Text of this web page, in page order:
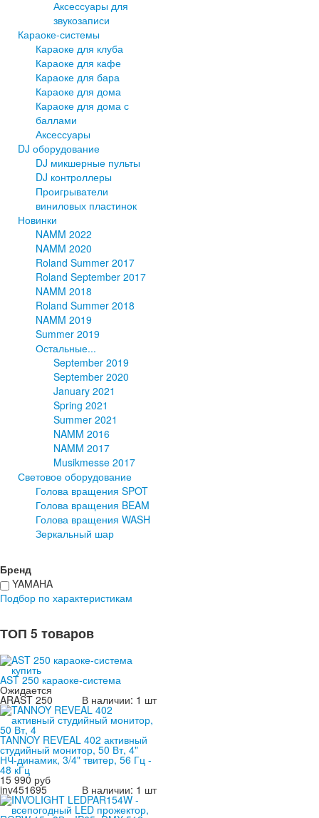
Аксессуары для
звукозаписи
Караоке-системы
Караоке для клуба
Караоке для кафе
Караоке для бара
Караоке для дома
Караоке для дома с
баллами
Аксессуары
DJ оборудование
DJ микшерные пульты
DJ контроллеры
Проигрыватели
виниловых пластинок
Новинки
NAMM 2022
NAMM 2020
Roland Summer 2017
Roland September 2017
NAMM 2018
Roland Summer 2018
NAMM 2019
Summer 2019
Остальные...
September 2019
September 2020
January 2021
Spring 2021
Summer 2021
NAMM 2016
NAMM 2017
Musikmesse 2017
Световое оборудование
Голова вращения SPOT
Голова вращения BEAM
Голова вращения WASH
Зеркальный шар
Бренд
YAMAHA
Подбор по характеристикам
ТОП 5 товаров
AST 250 караоке-система
Ожидается
В наличии: 1 шт
ARAST 250
TANNOY REVEAL 402 активный
студийный монитор, 50 Вт, 4"
НЧ-динамик, 3/4" твитер, 56 Гц -
48 кГц
15 990 руб
В наличии: 1 шт
inv451695